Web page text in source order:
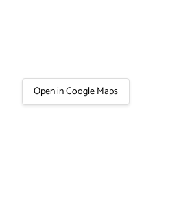
Open in Google Maps